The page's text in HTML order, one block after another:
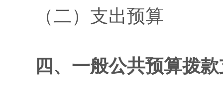
（二）支出预算
四、一般公共预算拨